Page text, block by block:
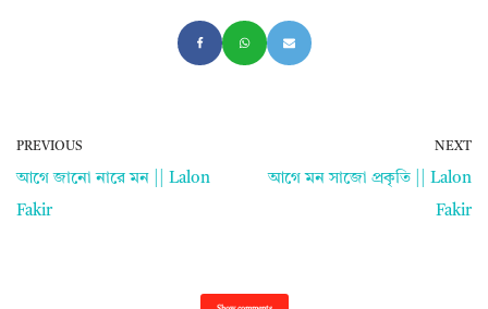
PREVIOUS
আগে জানো নারে মন || Lalon
Fakir
NEXT
আগে মন সাজো প্রকৃতি || Lalon
Fakir